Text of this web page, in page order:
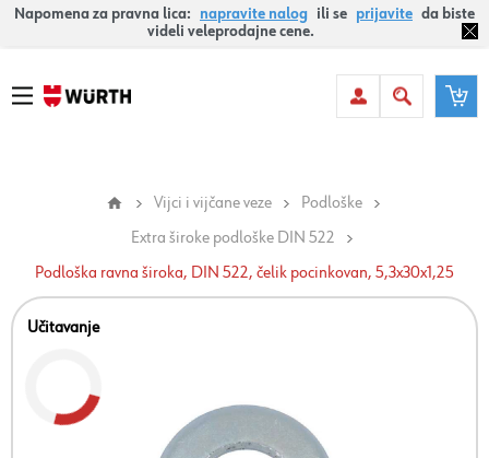
Napomena za pravna lica: napravite nalog ili se prijavite da biste
videli veleprodajne cene.
Vijci i vijčane veze
Podloške
Extra široke podloške DIN 522
Podloška ravna široka, DIN 522, čelik pocinkovan, 5,3x30x1,25
Učitavanje